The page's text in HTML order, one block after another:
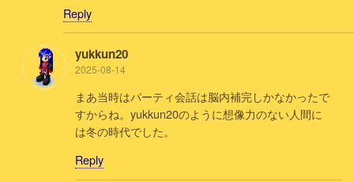
Reply
yukkun20
2025-08-14
まあ当時はパーティ会話は脳内補完しかなかったで
すからね。yukkun20のように想像力のない人間に
は冬の時代でした。
Reply